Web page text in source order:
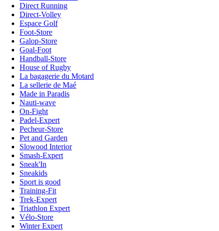
Direct Running
Direct-Volley
Espace Golf
Foot-Store
Galop-Store
Goal-Foot
Handball-Store
House of Rugby
La bagagerie du Motard
La sellerie de Maé
Made in Paradis
Nauti-wave
On-Fight
Padel-Expert
Pecheur-Store
Pet and Garden
Slowood Interior
Smash-Expert
Sneak'In
Sneakids
Sport is good
Training-Fit
Trek-Expert
Triathlon Expert
Vélo-Store
Winter Expert